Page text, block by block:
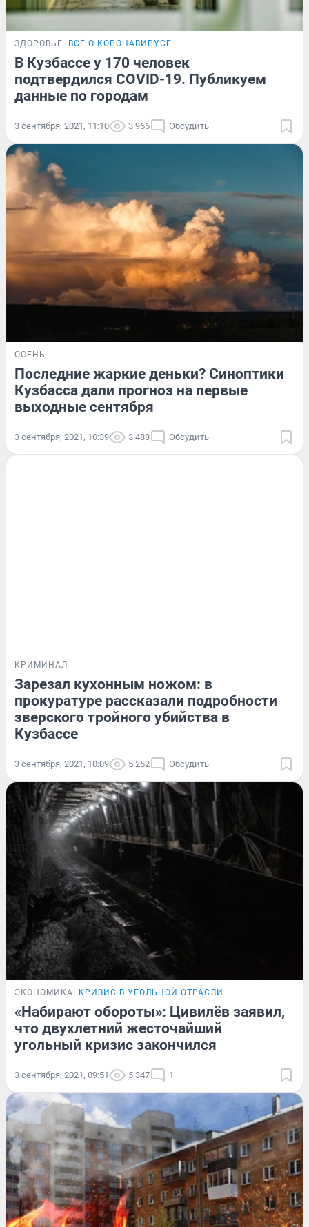
ЗДОРОВЬЕ ВСЁ О КОРОНАВИРУСЕ
В Кузбассе у 170 человек
подтвердился COVID-19. Публикуем
данные по городам
3 сентября, 2021, 11:10 3 966 Обсудить
ОСЕНЬ
Последние жаркие деньки? Синоптики
Кузбасса дали прогноз на первые
выходные сентября
3 сентября, 2021, 10:39 3 488 Обсудить
КРИМИНАЛ
Зарезал кухонным ножом: в
прокуратуре рассказали подробности
зверского тройного убийства в
Кузбассе
3 сентября, 2021, 10:09 5 252 Обсудить
ЭКОНОМИКА КРИЗИС В УГОЛЬНОЙ ОТРАСЛИ
«Набирают обороты»: Цивилёв заявил,
что двухлетний жесточайший
угольный кризис закончился
3 сентября, 2021, 09:51 5 347 1